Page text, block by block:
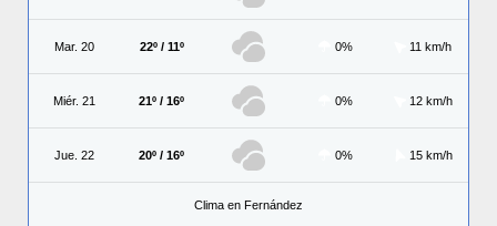
Mar. 20 22º / 11º 0% 11 km/h
Miér. 21 21º / 16º 0% 12 km/h
Jue. 22 20º / 16º 0% 15 km/h
Clima en Fernández